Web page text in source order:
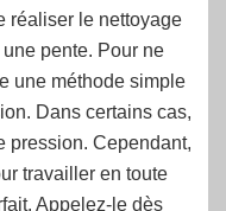
réaliser le nettoyage
pente. Pour ne
une méthode simple
Dans certains cas,
pression. Cependant,
travailler en toute
Appelez-le dès